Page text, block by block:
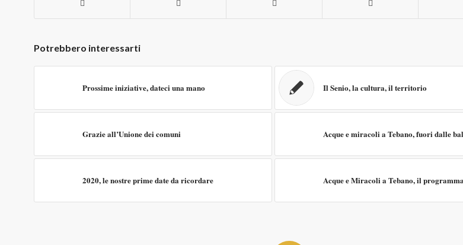
Potrebbero interessarti
Prossime iniziative, dateci una mano Il Senio, la cultura, il territorio
Grazie all’Unione dei comuni Acque e miracoli a Tebano, fuori dalle
2020, le nostre prime date da ricordare Acque e Miracoli a Tebano, il programma